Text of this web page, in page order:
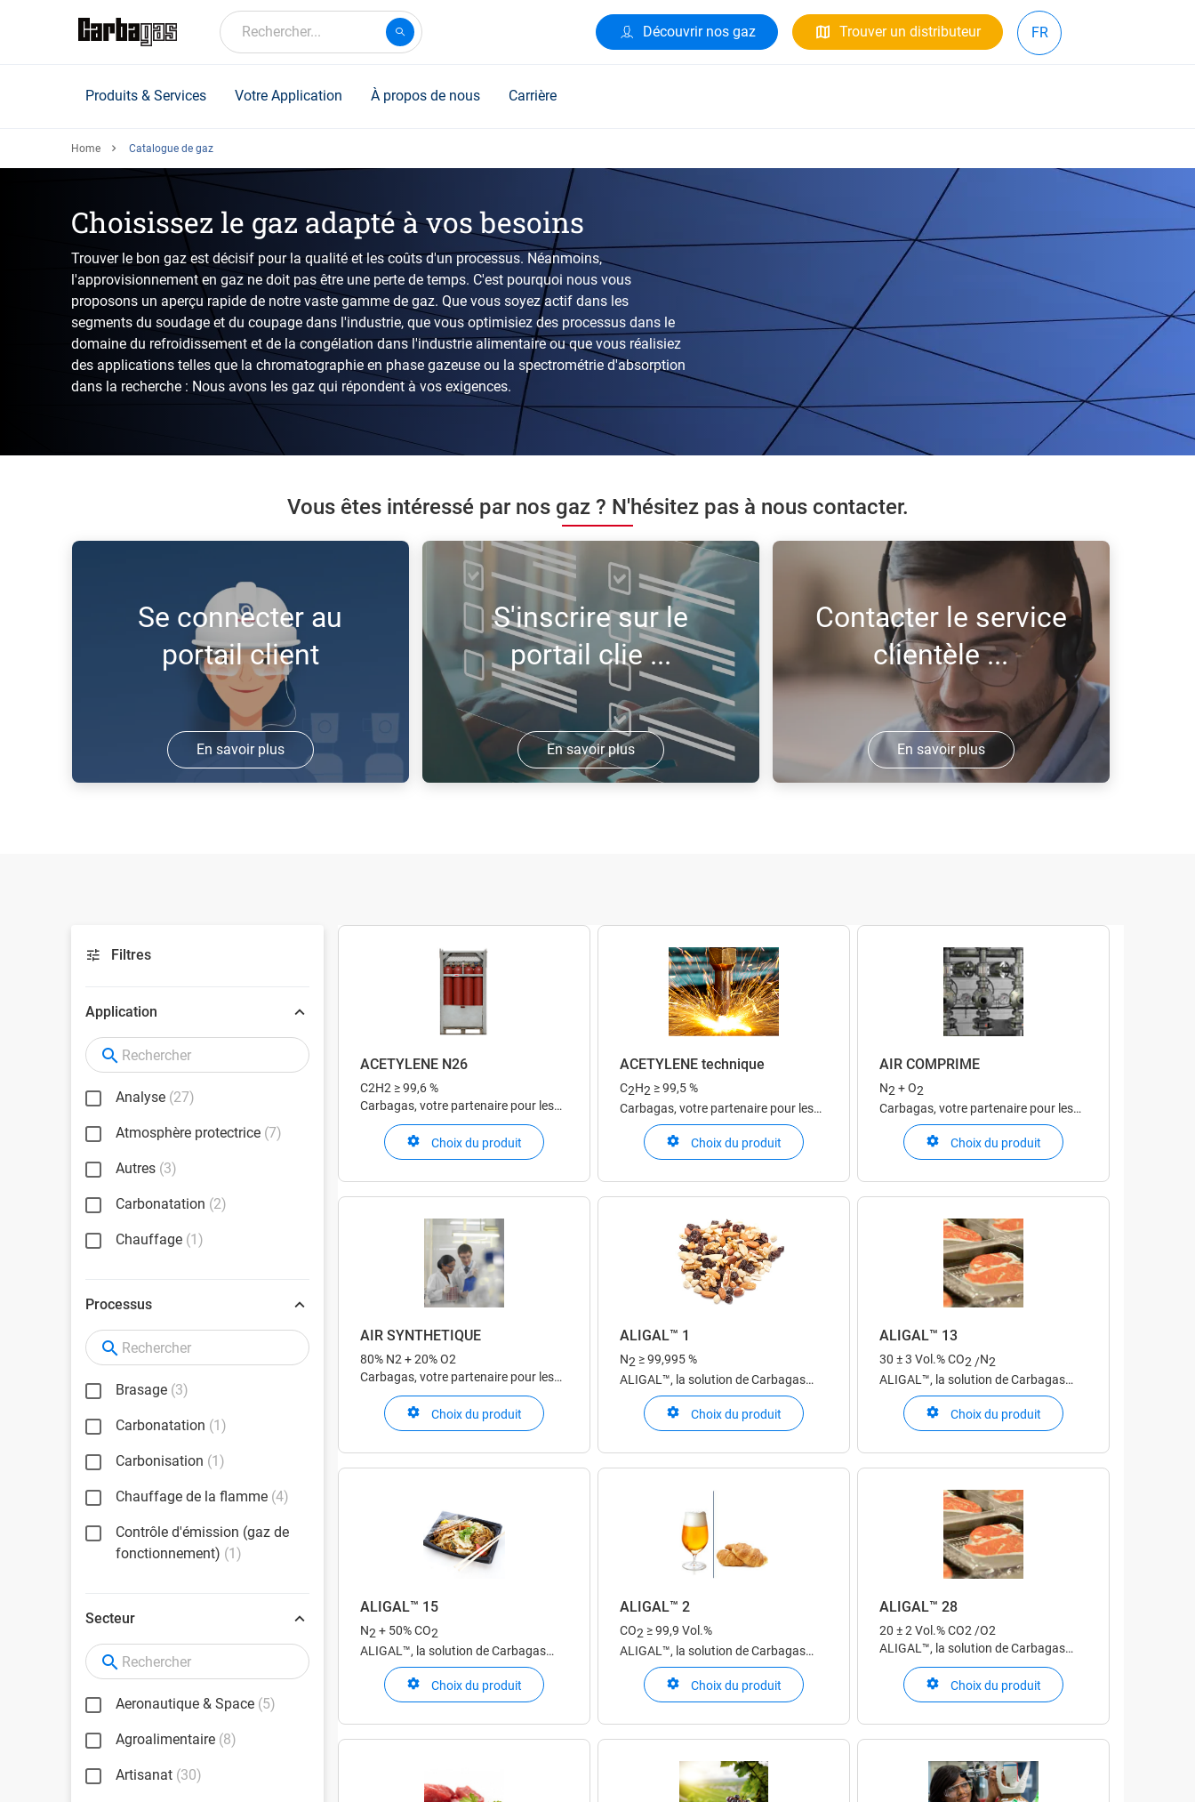
Rechercher... Découvrir nos gaz Trouver un distributeur FR
Produits & Services Votre Application À propos de nous Carrière
Home Catalogue de gaz
Choisissez le gaz adapté à vos besoins
Trouver le bon gaz est décisif pour la qualité et les coûts d'un processus. Néanmoins,
l'approvisionnement en gaz ne doit pas être une perte de temps. C'est pourquoi nous vous
proposons un aperçu rapide de notre vaste gamme de gaz. Que vous soyez actif dans les
segments du soudage et du coupage dans l'industrie, que vous optimisiez des processus dans le
domaine du refroidissement et de la congélation dans l'industrie alimentaire ou que vous réalisiez
des applications telles que la chromatographie en phase gazeuse ou la spectrométrie d'absorption
dans la recherche : Nous avons les gaz qui répondent à vos exigences.
Vous êtes intéressé par nos gaz ? N'hésitez pas à nous contacter.
Se connecter au
portail client
En savoir plus
S'inscrire sur le
portail clie ...
En savoir plus
Contacter le service
clientèle ...
En savoir plus
Filtres
Application
Analyse (27)
Atmosphère protectrice (7)
Autres (3)
Carbonatation (2)
Chauffage (1)
Processus
Brasage (3)
Carbonatation (1)
Carbonisation (1)
Chauffage de la flamme (4)
Contrôle d'émission (gaz de
fonctionnement) (1)
Secteur
Aeronautique & Space (5)
Agroalimentaire (8)
Artisanat (30)
ACETYLENE N26
C2H2 ≥ 99,6 %
Carbagas, votre partenaire pour les
gaz techniques
Choix du produit
ACETYLENE technique
C2H2 ≥ 99,5 %
Carbagas, votre partenaire pour les
gaz techniques
Choix du produit
AIR COMPRIME
N2 + O2
Carbagas, votre partenaire pour les
gaz techniques
Choix du produit
AIR SYNTHETIQUE
80% N2 + 20% O2
Carbagas, votre partenaire pour les
gaz techniques
Choix du produit
ALIGAL™ 1
N2 ≥ 99,995 %
ALIGAL™, la solution de Carbagas
pour une utilisation dans l'industrie
alimentaire
Choix du produit
ALIGAL™ 13
30 ± 3 Vol.% CO2 /N2
ALIGAL™, la solution de Carbagas
pour une utilisation dans l'industrie
alimentaire
Choix du produit
ALIGAL™ 15
N2 + 50% CO2
ALIGAL™, la solution de Carbagas
pour une utilisation dans l'industrie
alimentaire
Choix du produit
ALIGAL™ 2
CO2 ≥ 99,9 Vol.%
ALIGAL™, la solution de Carbagas
pour une utilisation dans l'industrie
alimentaire
Choix du produit
ALIGAL™ 28
20 ± 2 Vol.% CO2 /O2
ALIGAL™, la solution de Carbagas
pour une utilisation dans l'industrie
alimentaire
Choix du produit